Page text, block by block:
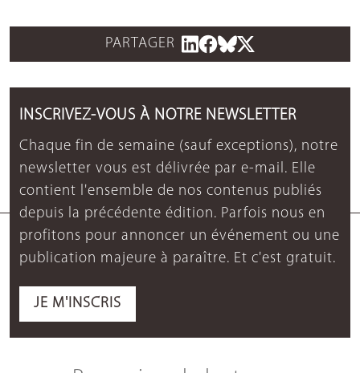
PARTAGER
INSCRIVEZ-VOUS À NOTRE NEWSLETTER
Chaque fin de semaine (sauf exceptions), notre
newsletter vous est délivrée par e-mail. Elle
contient l'ensemble de nos contenus publiés
depuis la précédente édition. Parfois nous en
profitons pour annoncer un événement ou une
publication majeure à paraître. Et c'est gratuit.
JE M'INSCRIS